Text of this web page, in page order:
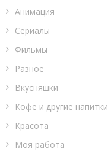
Анимация
Сериалы
Фильмы
Разное
Вкусняшки
Кофе и другие напитки
Красота
Моя работа